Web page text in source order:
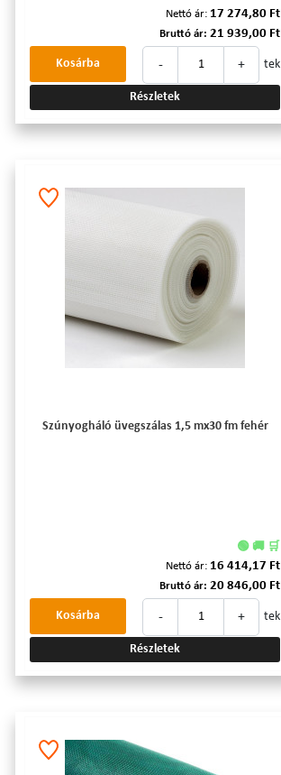
Nettó ár: 17 274,80 Ft
Bruttó ár: 21 939,00 Ft
- + tek
Kosárba
Részletek
Szúnyogháló üvegszálas 1,5 mx30 fm fehér
🟢 🚚 🛒
Nettó ár: 16 414,17 Ft
Bruttó ár: 20 846,00 Ft
- + tek
Kosárba
Részletek